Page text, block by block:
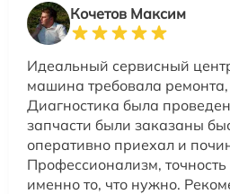
Кочетов Максим
Идеальный сервисный
машина требовала
Диагностика была
запчасти были заказаны
оперативно приехал и
Профессионализм, точность
именно то, что нужно.